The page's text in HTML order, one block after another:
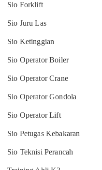
Sio Forklift
Sio Juru Las
Sio Ketinggian
Sio Operator Boiler
Sio Operator Crane
Sio Operator Gondola
Sio Operator Lift
Sio Petugas Kebakaran
Sio Teknisi Perancah